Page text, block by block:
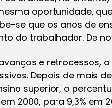
oportunidade, que
se que os anos de
do trabalhador. De
e retrocessos,
Depois de mais
superior, o
2000, para 9,3% em